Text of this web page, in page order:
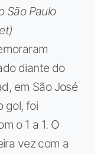
São Paulo
diante do
em São José
gol, foi
o 1 a 1. O
vez com a